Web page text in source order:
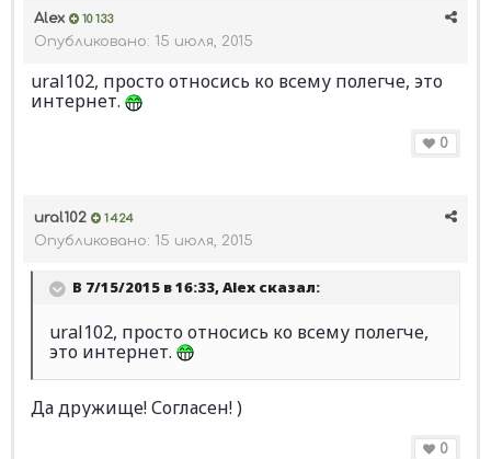
Alex 10 133
Опубликовано: 15 июля, 2015
ural102, просто относись ко всему полегче, это
интернет.
0
ural102 1 424
Опубликовано: 15 июля, 2015
В 7/15/2015 в 16:33, Alex сказал:
ural102, просто относись ко всему полегче,
это интернет.
Да дружище! Согласен! )
0